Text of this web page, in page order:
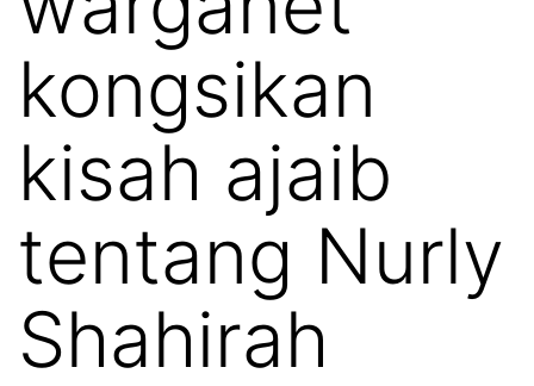
kongsikan
kisah ajaib
tentang Nurly
Shahirah